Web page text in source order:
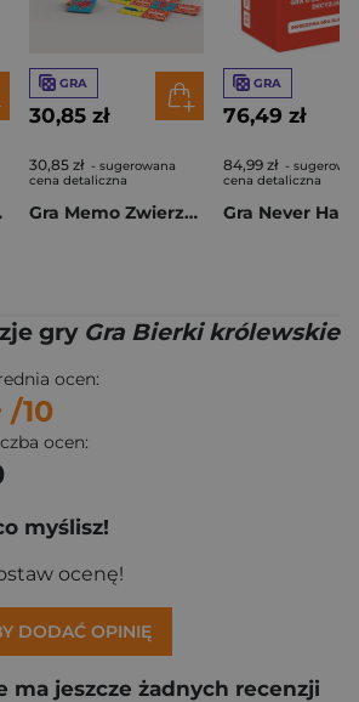
GRA
30,85 zł
30,85 zł - sugerowana
cena detaliczna
Gra Memo Zwierzęta Świata
GRA
76,49 zł
84,99 zł -
cena detaliczna
gry Gra Bierki królewskie
ocen:
/10
ocen:
myślisz!
ocenę!
DODAĆ OPINIĘ
ma jeszcze żadnych recenzji